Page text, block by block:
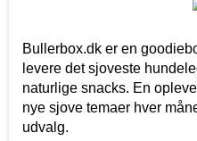
Bullerbox.dk er en
levere det sjoveste
naturlige snacks. En
nye sjove temaer hver
udvalg.